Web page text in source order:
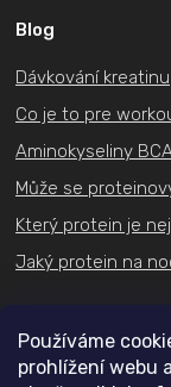
Používáme
prohlížení webu
Blog
Dávkování kreatinu
Co je to pre
Aminokyseliny
Může se
Který protein je
Jaký protein na
Kontakt